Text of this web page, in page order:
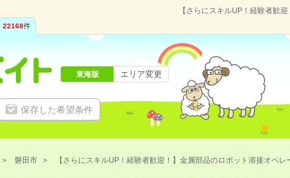
【さらにスキルUP！経験者歓
22168件
保存した希望条件
東海版 エリア変更
磐田市 【さらにスキルUP！経験者歓迎！】金属部品のロボット溶接オペレ